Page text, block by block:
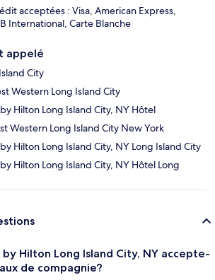
acceptées : Visa, American Express,
International, Carte Blanche
appelé
City
Western Long Island City
Hilton Long Island City, NY Hôtel
Western Long Island City New York
Hilton Long Island City, NY Long Island City
Hilton Long Island City, NY Hôtel Long
Hilton Long Island City, NY accepte-
de compagnie?